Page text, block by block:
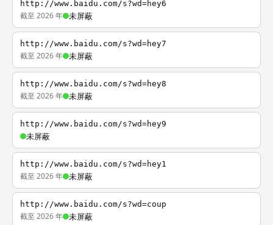
http://www.baidu.com/s?wd=hey6
截至 2026 年 未屏蔽
http://www.baidu.com/s?wd=hey7
截至 2026 年 未屏蔽
http://www.baidu.com/s?wd=hey8
截至 2026 年 未屏蔽
http://www.baidu.com/s?wd=hey9
未屏蔽
http://www.baidu.com/s?wd=hey1
截至 2026 年 未屏蔽
http://www.baidu.com/s?wd=coup
截至 2026 年 未屏蔽